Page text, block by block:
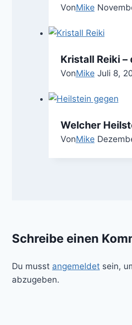
VonMike
Kristall Reiki
VonMike Juli 8,
Welcher
VonMike
Schreibe einen
Du musst angemeldet sein,
abzugeben.